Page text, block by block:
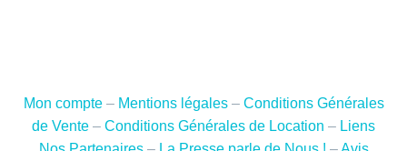
nuits
Mon compte– Mentions légales– Conditions Générales
de Vente – Conditions Générales de Location – Liens